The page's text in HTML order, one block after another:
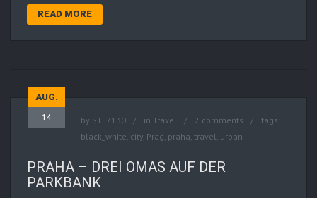
READ MORE
AUG.
14 by STE7130 in Travel 2 comments
tags:
black_white, city, Prag, praha, travel, urban
PRAHA – DREI OMAS AUF DER
PARKBANK